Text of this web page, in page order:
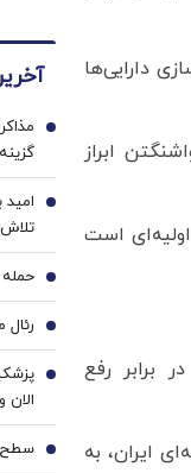
دارایی‌ها
ابراز
است
برابر رفع
ایران، به
1
2
حمله 3
4
+
5
سطح 6